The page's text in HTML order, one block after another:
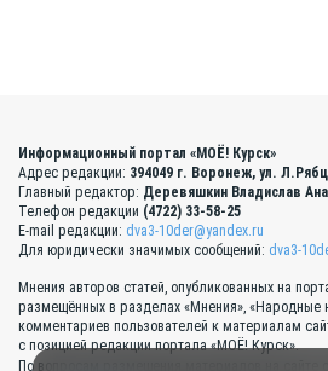
Информационный портал «МОЁ! Курск»
Адрес редакции: 394049 г. Воронеж, ул.
Главный редактор: Деревяшкин Владислав
Телефон редакции (4722) 33-58-25
E-mail редакции: dva3-10der@yandex.ru
Для юридически значимых сообщений: dva3-
Мнения авторов статей, опубликованных на
размещённых в разделах «Мнения», «Народные
комментариев пользователей к материалам
с позицией редакции портала «МОЁ! Курск».
По вопросам размещения материалов на сайте